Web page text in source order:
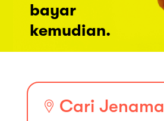
bayar
kemudian.
Cari Jenama